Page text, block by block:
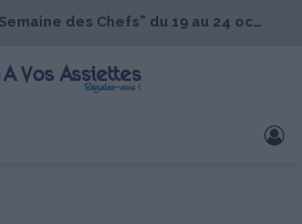
1er Édition de “La Semaine des Chefs” du 19 au 24 octobre 2026